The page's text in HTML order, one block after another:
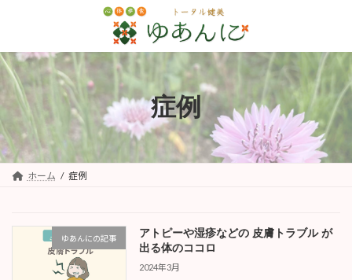
ン
ツ
キ
ッ
ー
シ
に
移
症例
ホーム 症例
ゆあんにの記事
アトピーや湿疹などの 皮膚トラブル が
出る体のココロ
2024年3月